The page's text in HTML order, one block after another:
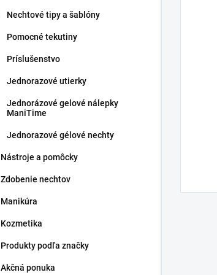
Nechtové tipy a šablóny
Pomocné tekutiny
Príslušenstvo
Jednorazové utierky
Jednorázové gelové nálepky
ManiTime
Jednorazové gélové nechty
Nástroje a pomôcky
Zdobenie nechtov
Manikúra
Kozmetika
Produkty podľa značky
Akčná ponuka